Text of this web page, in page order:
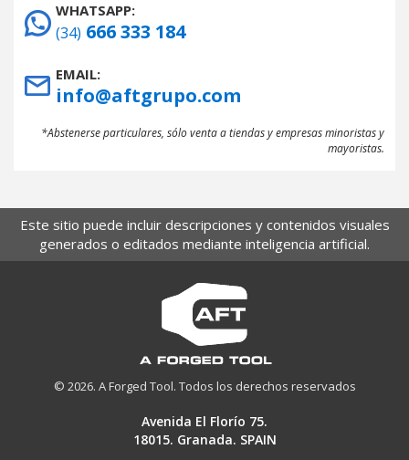
WHATSAPP:
(34) 666 333 184
EMAIL:
info@aftgrupo.com
*Abstenerse particulares, sólo venta a tiendas y empresas minoristas y
mayoristas.
Este sitio puede incluir descripciones y contenidos visuales
generados o editados mediante inteligencia artificial.
© 2026. A Forged Tool. Todos los derechos reservados
Avenida El Florío 75.
18015. Granada. SPAIN